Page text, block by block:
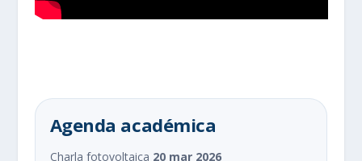
Agenda académica
Charla fotovoltaica 20 mar 2026